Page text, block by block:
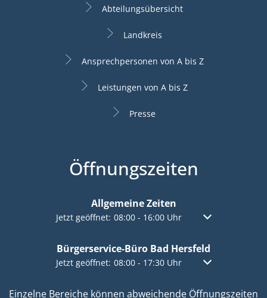
Abteilungsübersicht
Landkreis
Ansprechpersonen von A bis Z
Leistungen von A bis Z
Presse
Öffnungszeiten
Allgemeine Zeiten
Klicken, um weitere Öffnungs- oder Schließzeiten
Jetzt geöffnet: 08:00- 16:00Uhr Von 08:00 bis
Bürgerservice-Büro Bad Hersfeld
Klicken, um weitere Öffnungs- oder Schließzeiten
Jetzt geöffnet: 08:00- 17:30Uhr Von 08:00 bis
Einzelne Bereiche können abweichende Öffnungszeiten